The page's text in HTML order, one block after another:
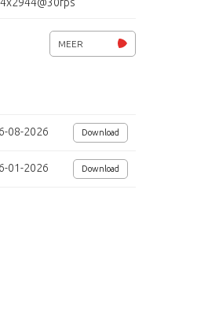
MEER
08-2026 Download
01-2026 Download